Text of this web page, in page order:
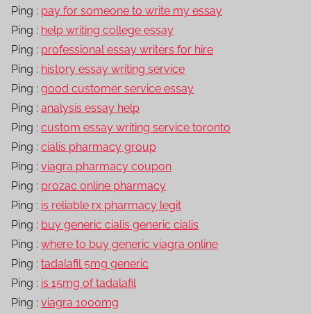
Ping : pay for someone to write my essay
Ping : help writing college essay
Ping : professional essay writers for hire
Ping : history essay writing service
Ping : good customer service essay
Ping : analysis essay help
Ping : custom essay writing service toronto
Ping : cialis pharmacy group
Ping : viagra pharmacy coupon
Ping : prozac online pharmacy
Ping : is reliable rx pharmacy legit
Ping : buy generic cialis generic cialis
Ping : where to buy generic viagra online
Ping : tadalafil 5mg generic
Ping : is 15mg of tadalafil
Ping : viagra 1000mg